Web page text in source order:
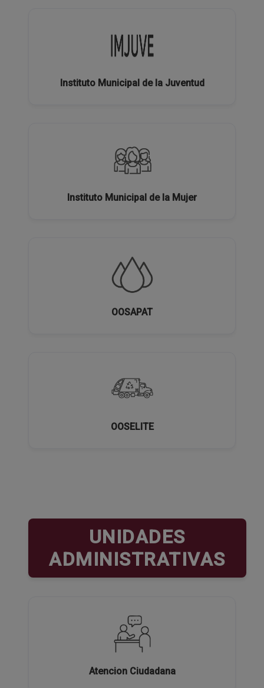
Instituto Municipal de la Juventud
Instituto Municipal de la Mujer
OOSAPAT
OOSELITE
UNIDADES
ADMINISTRATIVAS
Atencion Ciudadana